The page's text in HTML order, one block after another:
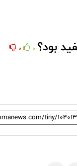
بود؟ 0
0